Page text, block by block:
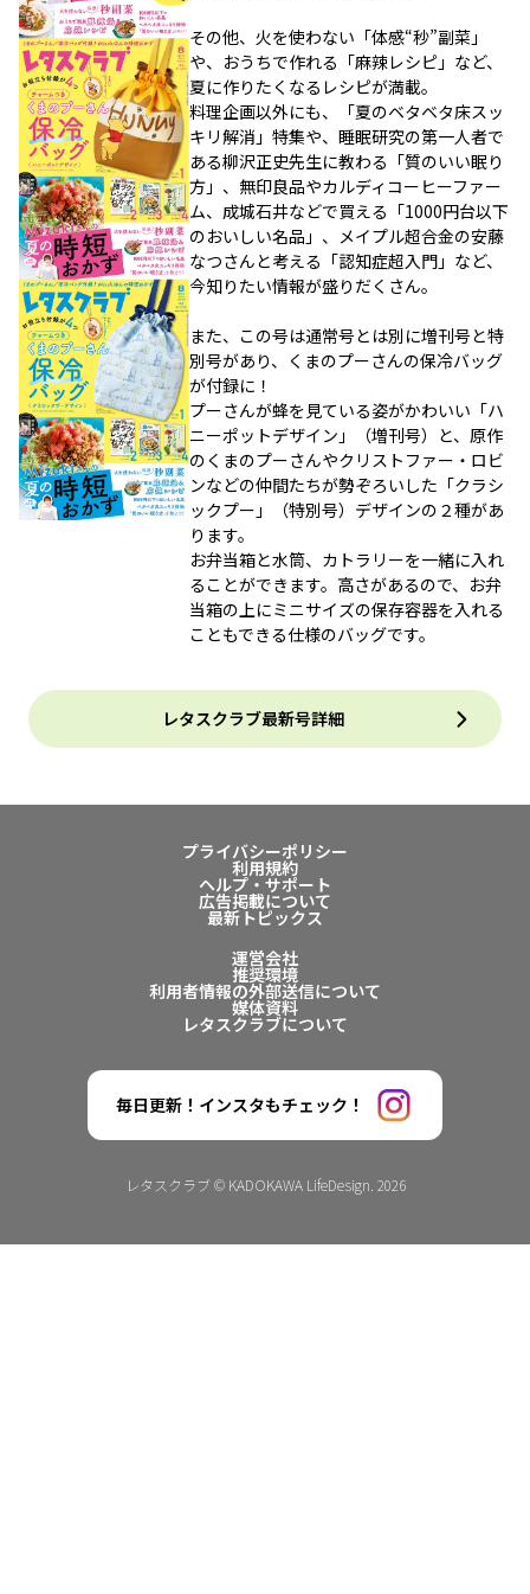
その他、火を使わない「体感“秒”副菜」
や、おうちで作れる「麻辣レシピ」など、
夏に作りたくなるレシピが満載。
料理企画以外にも、「夏のベタベタ床スッ
キリ解消」特集や、睡眠研究の第一人者で
ある柳沢正史先生に教わる「質のいい眠り
方」、無印良品やカルディコーヒーファー
ム、成城石井などで買える「1000円台以下
のおいしい名品」、メイプル超合金の安藤
なつさんと考える「認知症超入門」など、
今知りたい情報が盛りだくさん。
また、この号は通常号とは別に増刊号と特
別号があり、くまのプーさんの保冷バッグ
が付録に！
プーさんが蜂を見ている姿がかわいい「ハ
ニーポットデザイン」（増刊号）と、原作
のくまのプーさんやクリストファー・ロビ
ンなどの仲間たちが勢ぞろいした「クラシ
ックプー」（特別号）デザインの２種があ
ります。
お弁当箱と水筒、カトラリーを一緒に入れ
ることができます。高さがあるので、お弁
当箱の上にミニサイズの保存容器を入れる
こともできる仕様のバッグです。
レタスクラブ最新号詳細
プライバシーポリシー
利用規約
ヘルプ・サポート
広告掲載について
最新トピックス
運営会社
推奨環境
利用者情報の外部送信について
媒体資料
レタスクラブについて
毎日更新！インスタもチェック！
レタスクラブ © KADOKAWA LifeDesign. 2026